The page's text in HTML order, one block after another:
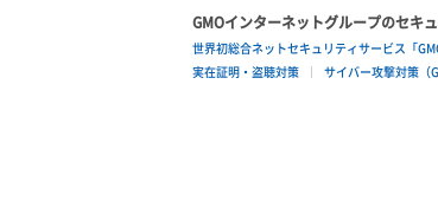
GMOインターネットグループのセキ
世界初総合ネットセキュリティサービス「
実在証明・盗聴対策
サイバー攻撃対策（